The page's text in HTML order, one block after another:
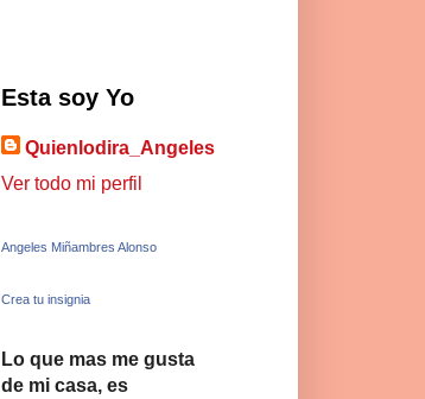
Esta soy Yo
Quienlodira_Angeles
Ver todo mi perfil
Angeles Miñambres Alonso
Crea tu insignia
Lo que mas me gusta
de mi casa, es